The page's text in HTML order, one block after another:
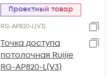
Проектный товар
RG-AP820-L(V3)
Точка доступа
потолочная Ruijie
RG-AP820-L(V3)